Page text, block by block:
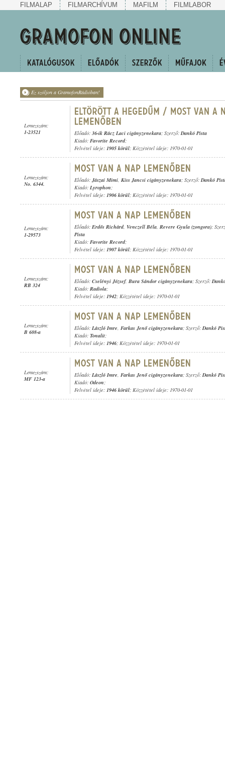
FILMALAP FILMARCHÍVUM MAFILM FILMLABOR
Ez szóljon a GramofonRádióban!
Lemezszám:
1-23521
Előadó: 36-ik Rácz Laci cigányzenekara; Szerző:Dankó Pista
Kiadó: Favorite Record;
Felvétel ideje: 1905 körül; Közzététel ideje: 1970-01-01
Lemezszám:
No. 6344.
Előadó:Jászai Mimi, Kiss Jancsi cigányzenekara; Szerző:Dankó
Kiadó: Lyrophon;
Felvétel ideje: 1906 körül; Közzététel ideje: 1970-01-01
Lemezszám:
1-29573
Előadó: Erdős Richárd, Venczell Béla, Revere Gyula (zongora);
Pista
Kiadó: Favorite Record;
Felvétel ideje: 1907 körül; Közzététel ideje: 1970-01-01
Lemezszám:
RB 324
Előadó: Cselényi József, Bura Sándor cigányzenekara; Szerző:
Kiadó: Radiola;
Felvétel ideje: 1942; Közzététel ideje: 1970-01-01
Lemezszám:
B 608-a
Előadó: László Imre, Farkas Jenő cigányzenekara; Szerző:Dankó
Kiadó: Tonalit;
Felvétel ideje: 1946; Közzététel ideje: 1970-01-01
Lemezszám:
MF 123-a
Előadó: László Imre, Farkas Jenő cigányzenekara; Szerző:Dankó
Kiadó: Odeon;
Felvétel ideje: 1946 körül; Közzététel ideje: 1970-01-01